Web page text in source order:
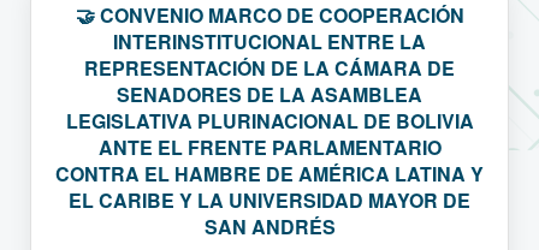
🤝 CONVENIO MARCO DE COOPERACIÓN
INTERINSTITUCIONAL ENTRE LA
REPRESENTACIÓN DE LA CÁMARA DE
SENADORES DE LA ASAMBLEA
LEGISLATIVA PLURINACIONAL DE BOLIVIA
ANTE EL FRENTE PARLAMENTARIO
CONTRA EL HAMBRE DE AMÉRICA LATINA Y
EL CARIBE Y LA UNIVERSIDAD MAYOR DE
SAN ANDRÉS